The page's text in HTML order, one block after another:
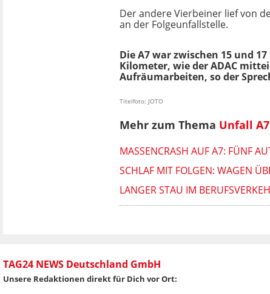
Der andere Vierbeiner lief von
an der Folgeunfallstelle.
Die A7 war zwischen 15 und
Kilometer, wie der ADAC
Aufräumarbeiten, so der
Titelfoto: JOTO
Mehr zum Thema Unfall A7
MASSENCRASH AUF A7: FÜNF
SCHLAF MIT FOLGEN: WAGEN
LANGER STAU IM
TAG24 NEWS Deutschland GmbH
Unsere Redaktionen direkt für Dich vor Ort: